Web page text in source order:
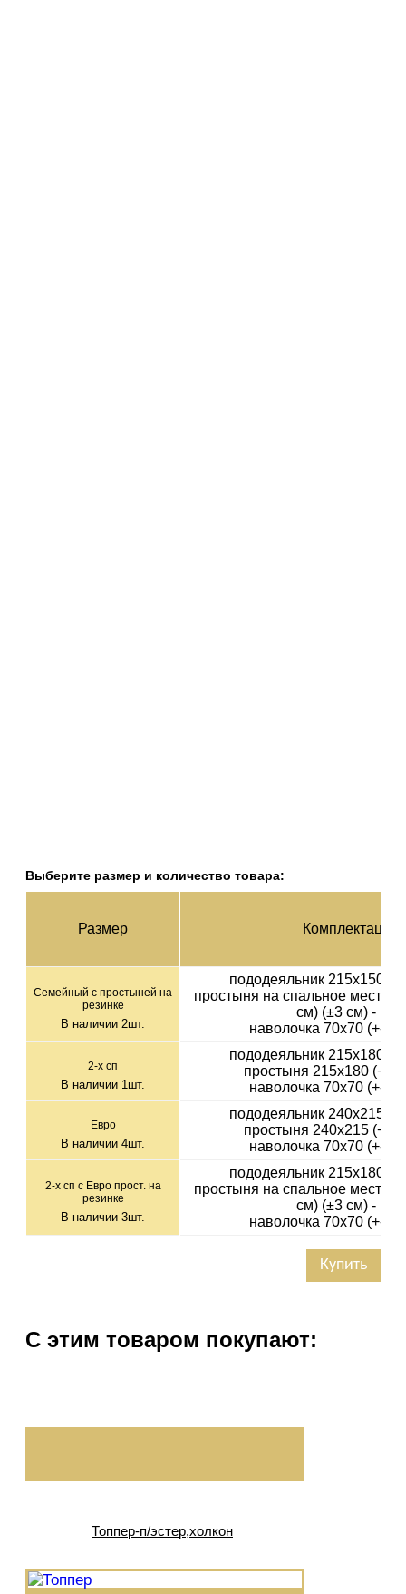
Выберите размер и количество товара:
Раз­мер Ком­плек­тация
Семейный с простыней на
резинке
В наличии 2шт.
пододеяльник 215х150
простыня на спальное место
см) (±3 см) - 1шт
наволочка 70х70 (+-
2-х сп
В наличии 1шт.
пододеяльник 215х180
простыня 215х180 (+-
наволочка 70х70 (+-
Евро
В наличии 4шт.
пододеяльник 240х215
простыня 240х215 (+-
наволочка 70х70 (+-
2-х сп с Евро прост. на
резинке
В наличии 3шт.
пододеяльник 215х180
простыня на спальное место
см) (±3 см) - 1шт
наволочка 70х70 (+-
Купить
С этим товаром покупают:
Топпер-п/эстер,холкон